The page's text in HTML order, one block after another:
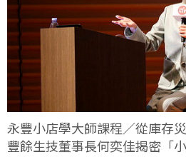
永豐小店學大師課程／從庫存
豐餘生技董事長何奕佳揭密「